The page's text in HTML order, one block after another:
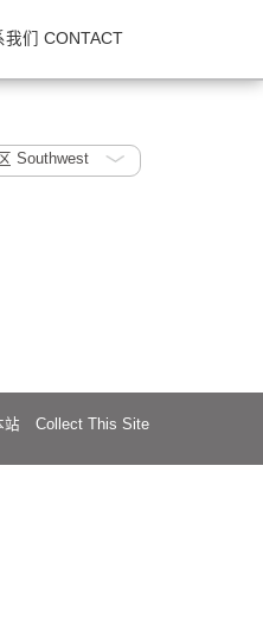
US 联系我们
西南地区 Southwest